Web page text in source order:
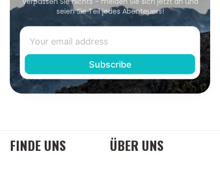
seien Sie Teil jedes Abenteuers!
FINDE UNS ÜBER UNS